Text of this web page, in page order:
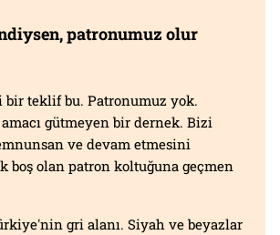
patronumuz olur
bir teklif bu. Patronumuz yok.
gütmeyen bir dernek. Bizi
ve devam etmesini
boş olan patron koltuğuna geçmen
gri alanı. Siyah ve beyazlar